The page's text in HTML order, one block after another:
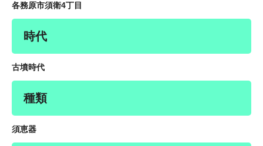
各務原市須衛4丁目
時代
古墳時代
種類
須恵器